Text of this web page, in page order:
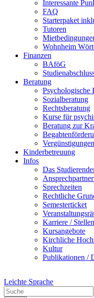
Interessante
FAQ
Starterpaket
Tutoren
Wohnheim
Finanzen
BAföG
Beratung
Psychologische
Sozialberatung
Rechtsberatung
Kurse für
Beratung zur
Kinderbetreuung
Infos
Das
Sprechzeiten
Rechtliche
Semesterticket
Karriere /
Kursangebote
Kirchliche
Kultur
Publikationen /
Leichte Sprache